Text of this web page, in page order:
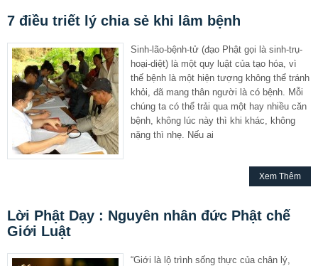
7 điều triết lý chia sẻ khi lâm bệnh
Sinh-lão-bệnh-tử (đạo Phật gọi là sinh-trụ-
hoại-diệt) là một quy luật của tạo hóa, vì
thế bệnh là một hiện tượng không thể tránh
khỏi, đã mang thân người là có bệnh. Mỗi
chúng ta có thể trải qua một hay nhiều căn
bệnh, không lúc này thì khi khác, không
nặng thì nhẹ. Nếu ai
Xem Thêm
Lời Phật Dạy : Nguyên nhân đức Phật chế
Giới Luật
“Giới là lộ trình sống thực của chân lý,